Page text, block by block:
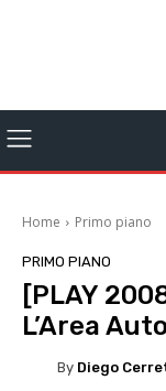
Home Primo piano
PRIMO PIANO
[PLAY
L’Area
By Diego